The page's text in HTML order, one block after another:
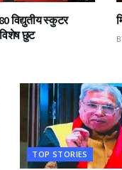
विद्युतीय स्कुटर
छुट
TOP STORIES